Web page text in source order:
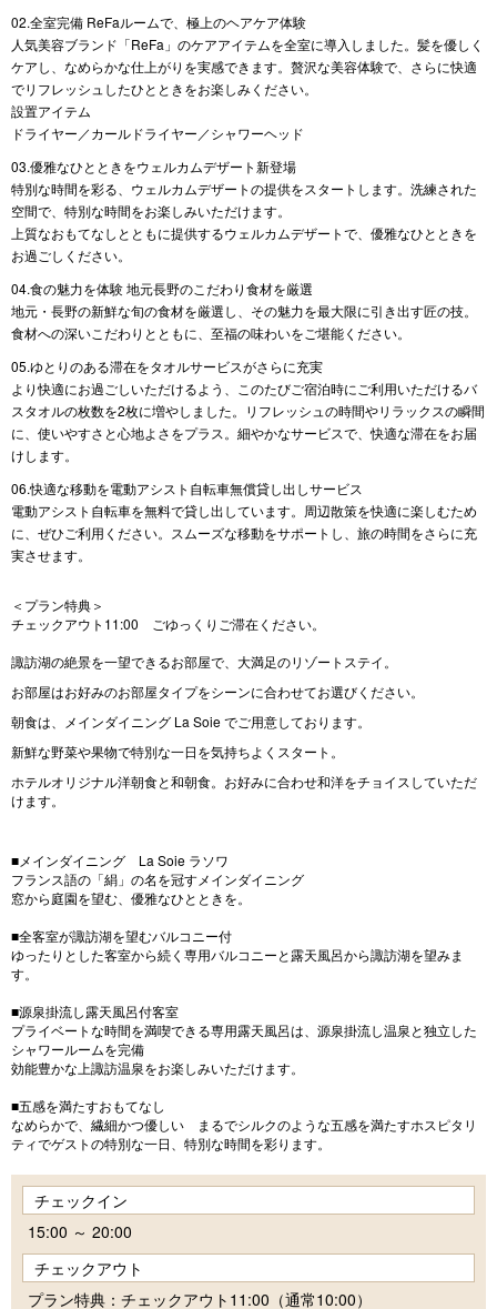
02.全室完備 ReFaルームで、極上のヘアケア体験
人気美容ブランド「ReFa」のケアアイテムを全室に導入しました。髪を優しく
ケアし、なめらかな仕上がりを実感できます。贅沢な美容体験で、さらに快適
でリフレッシュしたひとときをお楽しみください。
設置アイテム
ドライヤー／カールドライヤー／シャワーヘッド
03.優雅なひとときをウェルカムデザート新登場
特別な時間を彩る、ウェルカムデザートの提供をスタートします。洗練された
空間で、特別な時間をお楽しみいただけます。
上質なおもてなしとともに提供するウェルカムデザートで、優雅なひとときを
お過ごしください。
04.食の魅力を体験 地元長野のこだわり食材を厳選
地元・長野の新鮮な旬の食材を厳選し、その魅力を最大限に引き出す匠の技。
食材への深いこだわりとともに、至福の味わいをご堪能ください。
05.ゆとりのある滞在をタオルサービスがさらに充実
より快適にお過ごしいただけるよう、このたびご宿泊時にご利用いただけるバ
スタオルの枚数を2枚に増やしました。リフレッシュの時間やリラックスの瞬間
に、使いやすさと心地よさをプラス。細やかなサービスで、快適な滞在をお届
けします。
06.快適な移動を電動アシスト自転車無償貸し出しサービス
電動アシスト自転車を無料で貸し出しています。周辺散策を快適に楽しむため
に、ぜひご利用ください。スムーズな移動をサポートし、旅の時間をさらに充
実させます。
＜プラン特典＞
チェックアウト11:00 ごゆっくりご滞在ください。
諏訪湖の絶景を一望できるお部屋で、大満足のリゾートステイ。
お部屋はお好みのお部屋タイプをシーンに合わせてお選びください。
朝食は、メインダイニング La Soie でご用意しております。
新鮮な野菜や果物で特別な一日を気持ちよくスタート。
ホテルオリジナル洋朝食と和朝食。お好みに合わせ和洋をチョイスしていただ
けます。
■メインダイニング La Soie ラソワ
フランス語の「絹」の名を冠すメインダイニング
窓から庭園を望む、優雅なひとときを。
■全客室が諏訪湖を望むバルコニー付
ゆったりとした客室から続く専用バルコニーと露天風呂から諏訪湖を望みま
す。
■源泉掛流し露天風呂付客室
プライベートな時間を満喫できる専用露天風呂は、源泉掛流し温泉と独立した
シャワールームを完備
効能豊かな上諏訪温泉をお楽しみいただけます。
■五感を満たすおもてなし
なめらかで、繊細かつ優しい まるでシルクのような五感を満たすホスピタリ
ティでゲストの特別な一日、特別な時間を彩ります。
チェックイン
15:00 ～ 20:00
チェックアウト
プラン特典：チェックアウト11:00（通常10:00）